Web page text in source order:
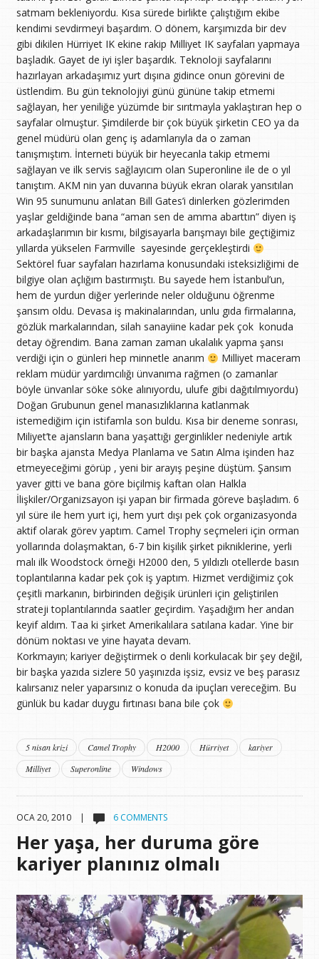
satmam bekleniyordu. Kısa sürede birlikte çalıştığım ekibe
kendimi sevdirmeyi başardım. O dönem, karşımızda bir dev
gibi dikilen Hürriyet IK ekine rakip Milliyet IK sayfaları yapmaya
başladık. Gayet de iyi işler başardık. Teknoloji sayfalarını
hazırlayan arkadaşımız yurt dışına gidince onun görevini de
üstlendim. Bu gün teknolojiyi günü gününe takip etmemi
sağlayan, her yeniliğe yüzümde bir sırıtmayla yaklaştıran hep o
sayfalar olmuştur. Şimdilerde bir çok büyük şirketin CEO ya da
genel müdürü olan genç iş adamlarıyla da o zaman
tanışmıştım. İnterneti büyük bir heyecanla takip etmemi
sağlayan ve ilk servis sağlayıcım olan Superonline ile de o yıl
tanıştım. AKM nin yan duvarına büyük ekran olarak yansıtılan
Win 95 sunumunu anlatan Bill Gates’i dinlerken gözlerimden
yaşlar geldiğinde bana “aman sen de amma abarttın” diyen iş
arkadaşlarımın bir kısmı, bilgisayarla barışmayı bile geçtiğimiz
yıllarda yükselen Farmville sayesinde gerçekleştirdi
Sektörel fuar sayfaları hazırlama konusundaki isteksizliğimi de
bilgiye olan açlığım bastırmıştı. Bu sayede hem İstanbul’un,
hem de yurdun diğer yerlerinde neler olduğunu öğrenme
şansım oldu. Devasa iş makinalarından, unlu gıda firmalarına,
gözlük markalarından, silah sanayiine kadar pek çok konuda
detay öğrendim. Bana zaman zaman ukalalık yapma şansı
verdiği için o günleri hep minnetle anarım
Milliyet maceram
reklam müdür yardımcılığı ünvanıma rağmen (o zamanlar
böyle ünvanlar söke söke alınıyordu, ulufe gibi dağıtılmıyordu)
Doğan Grubunun genel manasızlıklarına katlanmak
istemediğim için istifamla son buldu. Kısa bir deneme sonrası,
Miliyet’te ajansların bana yaşattığı gerginlikler nedeniyle artık
bir başka ajansta Medya Planlama ve Satın Alma işinden haz
etmeyeceğimi görüp , yeni bir arayış peşine düştüm. Şansım
yaver gitti ve bana göre biçilmiş kaftan olan Halkla
İlişkiler/Organizsayon işi yapan bir firmada göreve başladım. 6
yıl süre ile hem yurt içi, hem yurt dışı pek çok organizasyonda
aktif olarak görev yaptım. Camel Trophy seçmeleri için orman
yollarında dolaşmaktan, 6-7 bin kişilik şirket pikniklerine, yerli
malı ilk Woodstock örneği H2000 den, 5 yıldızlı otellerde basın
toplantılarına kadar pek çok iş yaptım. Hizmet verdiğimiz çok
çeşitli markanın, birbirinden değişik ürünleri için geliştirilen
strateji toplantılarında saatler geçirdim. Yaşadığım her andan
keyif aldım. Taa ki şirket Amerikalılara satılana kadar. Yine bir
dönüm noktası ve yine hayata devam.
Korkmayın; kariyer değiştirmek o denli korkulacak bir şey değil,
bir başka yazıda sizlere 50 yaşınızda işsiz, evsiz ve beş parasız
kalırsanız neler yaparsınız o konuda da ipuçları vereceğim. Bu
günlük bu kadar duygu fırtınası bana bile çok
5 nisan krizi Camel Trophy H2000 Hürriyet
kariyer
Milliyet
Superonline Windows
OCA 20, 2010 | 6 COMMENTS
Her yaşa, her duruma göre
kariyer planınız olmalı